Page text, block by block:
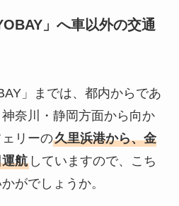
」へ車以外の交通
」までは、都内からであ
奈川・静岡方面から向か
リーの久里浜港から、金
航していますので、こち
がでしょうか。